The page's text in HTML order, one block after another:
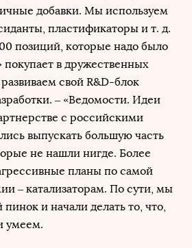
добавки. Мы используем
пластификаторы и т. д.
позиций, которые надо было
покупает в дружественных
свой R&D-блок
– «Ведомости. Идеи
с российскими
выпускать большую часть
не нашли нигде. Более
планы по самой
– катализаторам. По сути, мы
и начали делать то, что,
умеем.